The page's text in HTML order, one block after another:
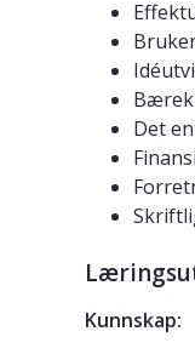
Det
Kunnskap: